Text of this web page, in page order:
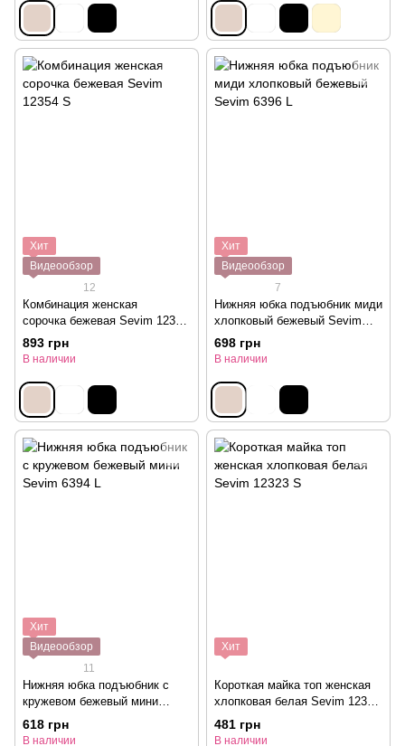
Хит
Видеообзор
12
Комбинация женская
сорочка бежевая Sevim 12354
S
893 грн
В наличии
Хит
Видеообзор
7
Нижняя юбка подъюбник миди
хлопковый бежевый Sevim
6396 L
698 грн
В наличии
Хит
Видеообзор
11
Нижняя юбка подъюбник с
кружевом бежевый мини
Sevim 6394 L
618 грн
В наличии
Хит
Короткая майка топ женская
хлопковая белая Sevim 12323
S
481 грн
В наличии